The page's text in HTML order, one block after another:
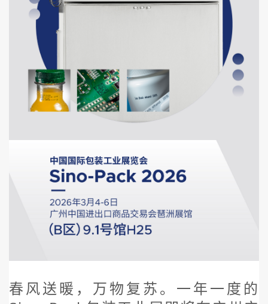
春风送暖，万物复苏。一年一度的